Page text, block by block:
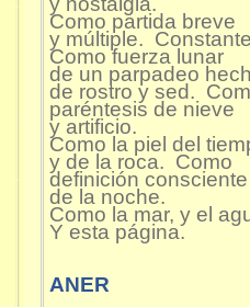
Como partida breve
y múltiple.
Como fuerza lunar
de un parpadeo
de rostro y sed.
paréntesis de nieve
y artificio.
Como la piel del
y de la roca. Como
definición consciente
de la noche.
Como la mar, y el
Y esta página.
ANER